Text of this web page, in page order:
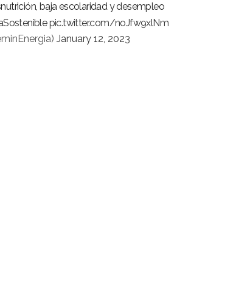
baja escolaridad y desempleo
pic.twitter.com/noJfw9xlNm
January 12, 2023